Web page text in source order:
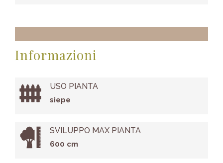
Informazioni
USO PIANTA
siepe
SVILUPPO MAX PIANTA
600 cm